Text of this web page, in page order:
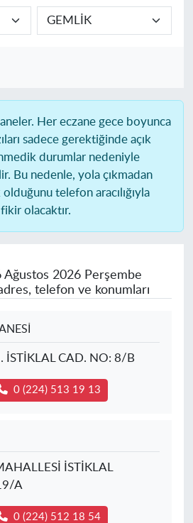
Her eczane gece boyunca
sadece gerektiğinde açık
durumlar nedeniyle
Bu nedenle, yola çıkmadan
telefon aracılığıyla
olacaktır.
2026 Perşembe
telefon ve konumları
İSTİKLAL CAD. NO: 8/B
0 (224) 513 19 13
İSTİKLAL
A
0 (224) 512 18 54